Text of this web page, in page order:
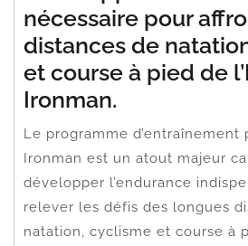
nécessaire pour
distances de
et course à pied de
Ironman.
Le programme d’entraînement
Ironman est un atout majeur
développer l’endurance
relever les défis des longues
natation, cyclisme et course à